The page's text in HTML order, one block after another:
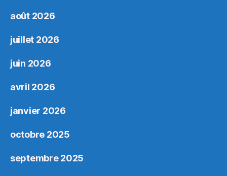
août 2026
juillet 2026
juin 2026
avril 2026
janvier 2026
octobre 2025
septembre 2025